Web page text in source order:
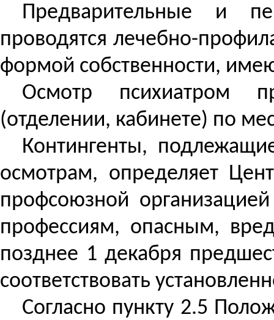
Предварительные и
проводятся лечебно-
формой собственности,
Осмотр психиатром
(отделении, кабинете) по
Контингенты,
осмотрам, определяет
профсоюзной
профессиям, опасным,
позднее 1 декабря
соответствовать
Согласно пункту 2.5